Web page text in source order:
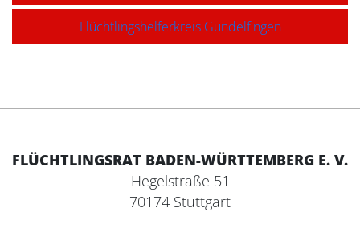
Flüchtlingshelferkreis Gundelfingen
FLÜCHTLINGSRAT BADEN-WÜRTTEMBERG E. V.
Hegelstraße 51
70174 Stuttgart